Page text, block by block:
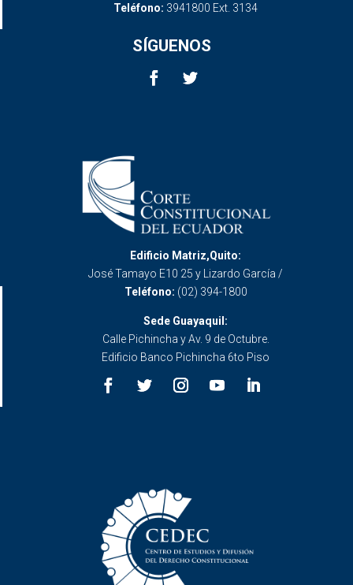
Teléfono: 3941800 Ext. 3134
SÍGUENOS
Edificio Matriz,Quito:
José Tamayo E10 25 y Lizardo García /
Teléfono: (02) 394-1800
Sede Guayaquil:
Calle Pichincha y Av. 9 de Octubre.
Edificio Banco Pichincha 6to Piso